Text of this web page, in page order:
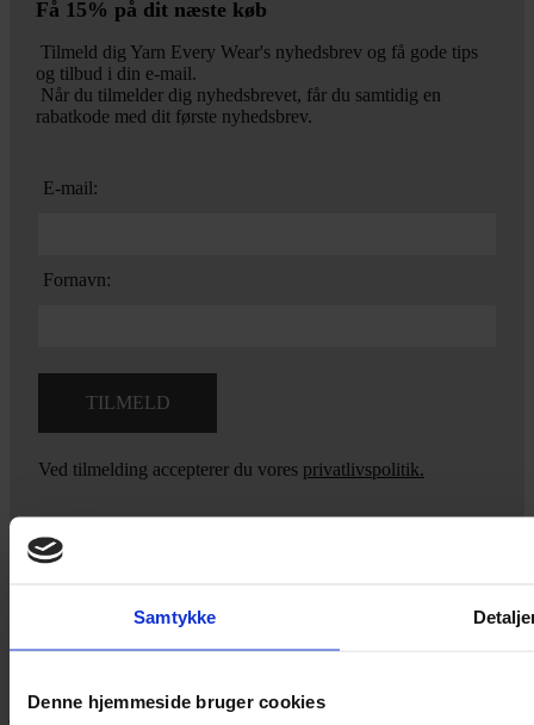
Samtykke
Denne hjemmeside bruger cookies
Få 15% på dit næste køb
Tilmeld dig Yarn Every Wear's nyhedsbrev og få gode tips
og tilbud i din e-mail.
Når du tilmelder dig nyhedsbrevet, får du samtidig en
rabatkode med dit første nyhedsbrev.
E-mail:
Fornavn:
Ved tilmelding accepterer du vores privatlivspolitik.
mig
eller kom forbi butikken på Vestergade 12 i Tønder. Så hjælper
jeg dig på vej.